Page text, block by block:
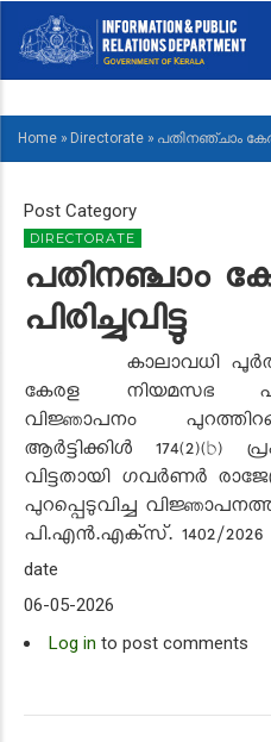
main
BREADCRUMB
Home » Directorate » പതിനഞ്ചാം
Post Category
DIRECTORATE
പതിനഞ്ചാം
പിരിച്ചുവിട്ടു
കാലാവധി
കേരള നിയമസഭ
വിജ്ഞാപനം
ആർട്ടിക്കിൾ 174(2)(b)
വിട്ടതായി ഗവർണർ
പുറപ്പെടുവിച്ച
പി.എൻ.എക്‌സ്. 1402/2026
date
06-05-2026
Log in to post comments